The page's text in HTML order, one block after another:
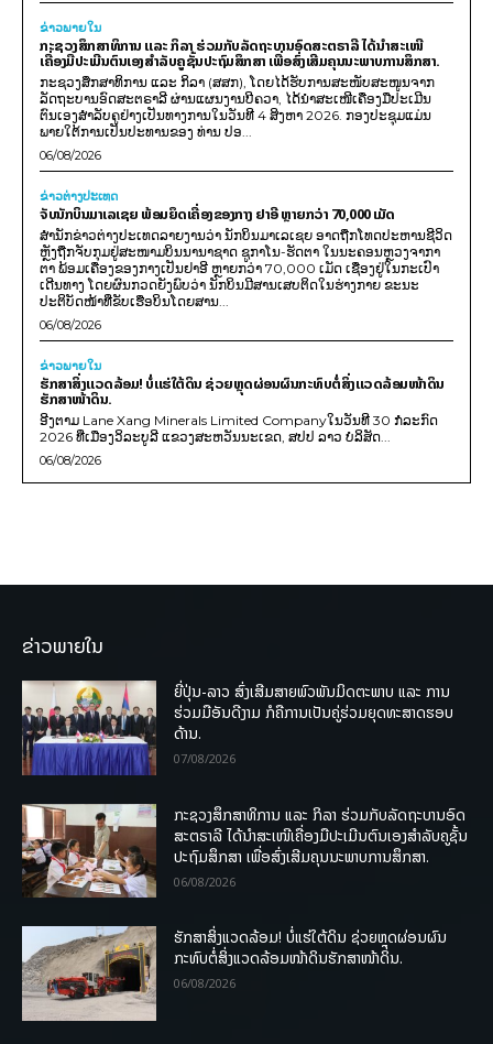
ຂ່າວພາຍ​ໃນ
ກະຊວງສຶກສາທິການ ແລະ ກິລາ ຮ່ວມກັບລັດຖະບານອົດສະຕຣາລີ ໄດ້ນຳສະເໜີ
ເຄື່ອງມືປະເມີນຕົນເອງສຳລັບຄູຊັ້ນປະຖົມສຶກສາ ເພື່ອສົ່ງເສີມຄຸນນະພາບການສຶກສາ.
ກະຊວງສຶກສາທິການ ແລະ ກິລາ (ສສກ), ໂດຍໄດ້ຮັບການສະໜັບສະໜູນຈາກ
ລັດຖະບານອົດສະຕຣາລີ ຜ່ານແຜນງານບີຄວາ, ໄດ້ນຳສະເໜີເຄື່ອງມືປະເມີນ
ຕົນເອງສຳລັບຄູຢ່າງເປັນທາງການໃນວັນທີ 4 ສິງຫາ 2026. ກອງປະຊຸມແມ່ນ
ພາຍໃຕ້ການເປັນປະທານຂອງ ທ່ານ ປອ...
06/08/2026
ຂ່າວຕ່າງປະເທດ
ຈັບນັກບິນມາເລເຊຍ ພ້ອມຍຶດເຄື່ອງຂອງກາງ ຢາອີ ຫຼາຍກວ່າ 70,000 ເມັດ
ສຳນັກຂ່າວຕ່າງປະເທດລາຍງານວ່າ ນັກບິນມາເລເຊຍ ອາດຖືກໂທດປະຫານຊີວິດ
ຫຼັງຖືກຈັບກຸມຢູ່ສະໜາມບິນນານາຊາດ ຊູກາໂນ-ຮັດຕາ ໃນນະຄອນຫຼວງຈາກາ
ຕາ ພ້ອມເຄື່ອງຂອງກາງເປັນຢາອີ ຫຼາຍກວ່າ 70,000 ເມັດ ເຊື່ອງຢູ່ໃນກະເປົາ
ເດີນທາງ ໂດຍຜົນກວດຍັງພົບວ່າ ນັກບິນມີສານເສບຕິດໃນຮ່າງກາຍ ຂະນະ
ປະຕິບັດໜ້າທີ່ຂັບເຮືອບິນໂດຍສານ...
06/08/2026
ຂ່າວພາຍ​ໃນ
ຮັກສາສິ່ງແວດລ້ອມ! ບໍ່ແຮ່ໃຕ້ດິນ ຊ່ວຍຫຼຸດຜ່ອນຜົນກະທົບຕໍ່ສິ່ງແວດລ້ອມໜ້າດິນ
ຮັກສາໜ້າດິນ.
ອີງຕາມ Lane Xang Minerals Limited Companyໃນວັນທີ 30 ກໍລະກົດ
2026 ທີ່ເມືອງວິລະບູລີ ແຂວງສະຫວັນນະເຂດ, ສປປ ລາວ ບໍລິສັດ...
06/08/2026
ຂ່າວພາຍໃນ
ຍີ່ປຸ່ນ-ລາວ ສົ່ງເສີມສາຍພົວພັນມິດຕະພາບ ແລະ ການ
ຮ່ວມມືອັນດີງາມ ກໍຄືການເປັນຄູ່ຮ່ວມຍຸດທະສາດຮອບ
ດ້ານ.
07/08/2026
ກະຊວງສຶກສາທິການ ແລະ ກິລາ ຮ່ວມກັບລັດຖະບານອົດ
ສະຕຣາລີ ໄດ້ນຳສະເໜີເຄື່ອງມືປະເມີນຕົນເອງສຳລັບຄູຊັ້ນ
ປະຖົມສຶກສາ ເພື່ອສົ່ງເສີມຄຸນນະພາບການສຶກສາ.
06/08/2026
ຮັກສາສິ່ງແວດລ້ອມ! ບໍ່ແຮ່ໃຕ້ດິນ ຊ່ວຍຫຼຸດຜ່ອນຜົນ
ກະທົບຕໍ່ສິ່ງແວດລ້ອມໜ້າດິນຮັກສາໜ້າດິນ.
06/08/2026